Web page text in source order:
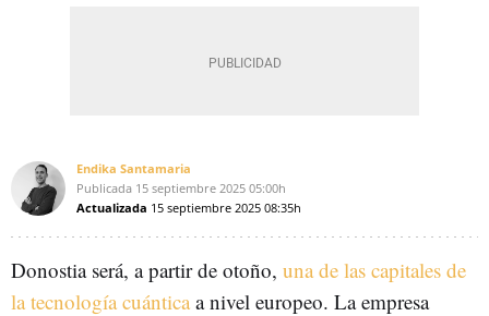
Endika Santamaria
Publicada 15 septiembre 2025 05:00h
Actualizada 15 septiembre 2025 08:35h
Donostia será, a partir de otoño, una de las capitales de
la tecnología cuánticaa nivel europeo. La empresa